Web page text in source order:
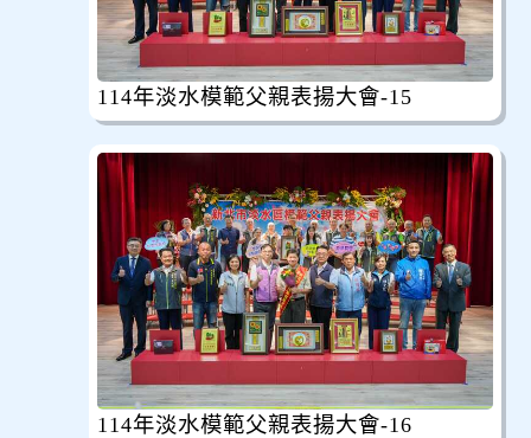
114年淡水模範父親表揚大會-15
114年淡水模範父親表揚大會-16